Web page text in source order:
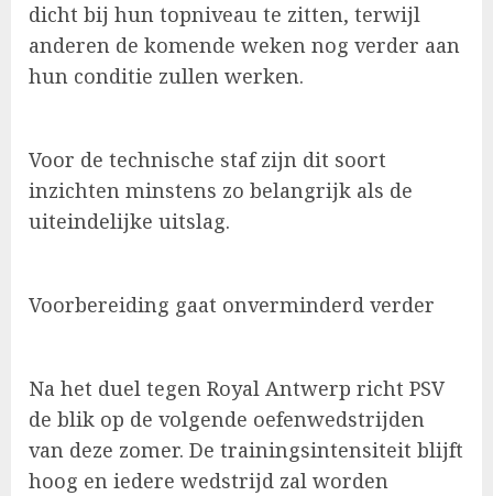
dicht bij hun topniveau te zitten, terwijl
anderen de komende weken nog verder aan
hun conditie zullen werken.
Voor de technische staf zijn dit soort
inzichten minstens zo belangrijk als de
uiteindelijke uitslag.
Voorbereiding gaat onverminderd verder
Na het duel tegen Royal Antwerp richt PSV
de blik op de volgende oefenwedstrijden
van deze zomer. De trainingsintensiteit blijft
hoog en iedere wedstrijd zal worden